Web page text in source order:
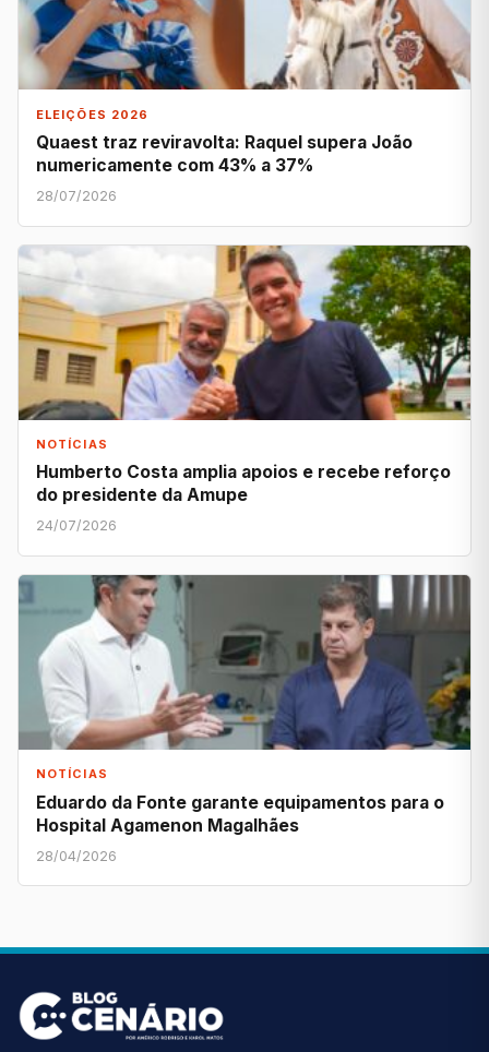
ELEIÇÕES 2026
Quaest traz reviravolta: Raquel supera João
numericamente com 43% a 37%
28/07/2026
NOTÍCIAS
Humberto Costa amplia apoios e recebe reforço
do presidente da Amupe
24/07/2026
NOTÍCIAS
Eduardo da Fonte garante equipamentos para o
Hospital Agamenon Magalhães
28/04/2026